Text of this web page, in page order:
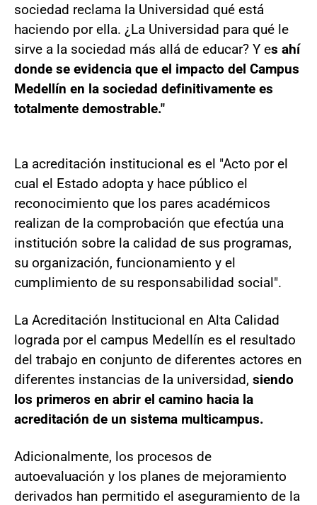
sociedad reclama la Universidad qué está
haciendo por ella. ¿La Universidad para qué le
sirve a la sociedad más allá de educar? Y es ahí
donde se evidencia que el impacto del Campus
Medellín en la sociedad definitivamente es
totalmente demostrable."
La acreditación institucional es el "Acto por el
cual el Estado adopta y hace público el
reconocimiento que los pares académicos
realizan de la comprobación que efectúa una
institución sobre la calidad de sus programas,
su organización, funcionamiento y el
cumplimiento de su responsabilidad social".
La Acreditación Institucional en Alta Calidad
lograda por el campus Medellín es el resultado
del trabajo en conjunto de diferentes actores en
diferentes instancias de la universidad, siendo
los primeros en abrir el camino hacia la
acreditación de un sistema multicampus.
Adicionalmente, los procesos de
autoevaluación y los planes de mejoramiento
derivados han permitido el aseguramiento de la